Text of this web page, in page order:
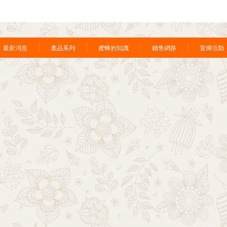
最新消息 產品系列 蜜蜂的知識 銷售網路 宣傳活動